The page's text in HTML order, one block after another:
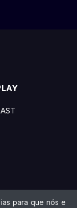
para que nós e